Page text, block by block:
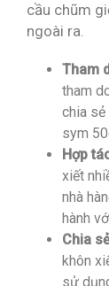
cầu chũm
ngoài ra.
Tham
tham
chia
sym
Hợp
xiết
nhà
hành
Chia
khôn
sử